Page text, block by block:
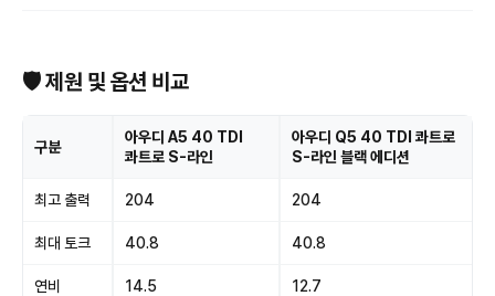
🛡 제원 및 옵션 비교
구분
아우디 A5 40 TDI
콰트로 S-라인
아우디 Q5 40 TDI 콰트로
S-라인 블랙 에디션
최고 출력 204 204
최대 토크 40.8 40.8
연비 14.5 12.7